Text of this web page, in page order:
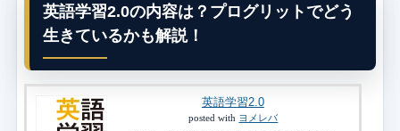
英語学習2.0の内容は？プログリットでどう
生きているかも解説！
英語学習2.0
posted with ヨメレバ